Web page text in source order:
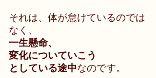
それは、体が怠けているのでは
なく、
一生懸命、
変化についていこう
としている途中なのです。